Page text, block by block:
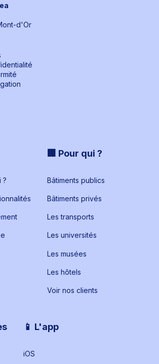
d'Or
?
🏢 Pour qui ?
Bâtiments publics
Bâtiments privés
Les transports
Les universités
Les musées
Les hôtels
Voir nos clients
📱 L'app
iOS